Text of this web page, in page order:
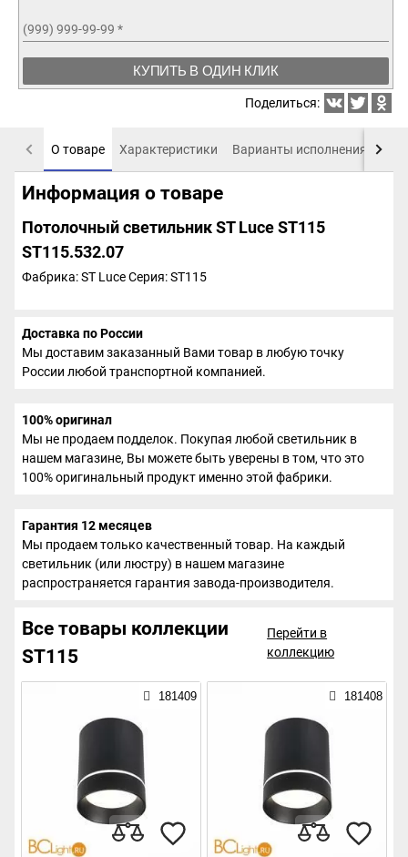
(999) 999-99-99 *
КУПИТЬ В ОДИН КЛИК
Поделиться:
О товаре Характеристики Варианты исполнения
Информация о товаре
Потолочный светильник ST Luce ST115
ST115.532.07
Фабрика: ST LuceСерия: ST115
Доставка по России
Мы доставим заказанный Вами товар в любую точку
России любой транспортной компанией.
100% оригинал
Мы не продаем подделок. Покупая любой светильник в
нашем магазине, Вы можете быть уверены в том, что это
100% оригинальный продукт именно этой фабрики.
Гарантия 12 месяцев
Мы продаем только качественный товар. На каждый
светильник (или люстру) в нашем магазине
распространяется гарантия завода-производителя.
Все товары коллекции
ST115
Перейти в
коллекцию
181409 181408